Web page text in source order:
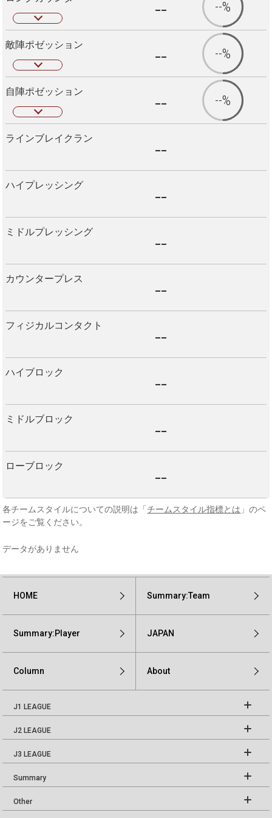
-- --%
敵陣ポゼッション -- --%
自陣ポゼッション -- --%
ラインブレイクラン --
ハイプレッシング --
ミドルプレッシング --
カウンタープレス --
フィジカルコンタクト --
ハイブロック --
ミドルブロック --
ローブロック --
各チームスタイルについての説明は「 チームスタイル指標とは 」のペ
ージをご覧ください。
データがありません
HOME Summary:Team
Summary:Player JAPAN
Column About
J1 LEAGUE
J2 LEAGUE
J3 LEAGUE
Summary
Other